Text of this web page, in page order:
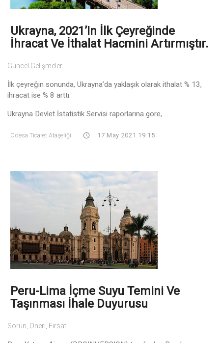
Ukrayna, 2021’in İlk Çeyreğinde
İhracat Ve İthalat Hacmini Artırmıştır.
Güncel Gelişmeler
İlk çeyreğin sonunda, Ukrayna’da yaklaşık olarak ithalat % 13,
ihracat ise % 8 arttı.
Ukrayna Devlet İstatistik Servisi raporlarına göre, ...
Odesa Ticaret Ataşeliği 17 May 2021 19:15
Peru-Lima İçme Suyu Temini Ve
Taşınması İhale Duyurusu
Sorun, Öneri, Fırsat